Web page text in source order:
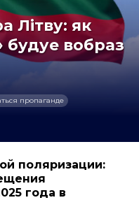
Літву: як
будуе вобраз
пропаганде
поляризации:
года в